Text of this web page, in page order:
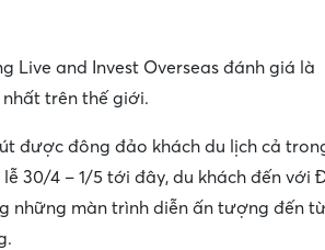
Live and Invest Overseas đánh giá là
trên thế giới.
được đông đảo khách du lịch cả
30/4 – 1/5 tới đây, du khách đến với
những màn trình diễn ấn tượng đến